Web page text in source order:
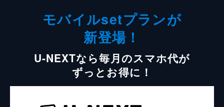
モバイルsetプランが
新登場！
U-NEXTなら毎月のスマホ代が
ずっとお得に！